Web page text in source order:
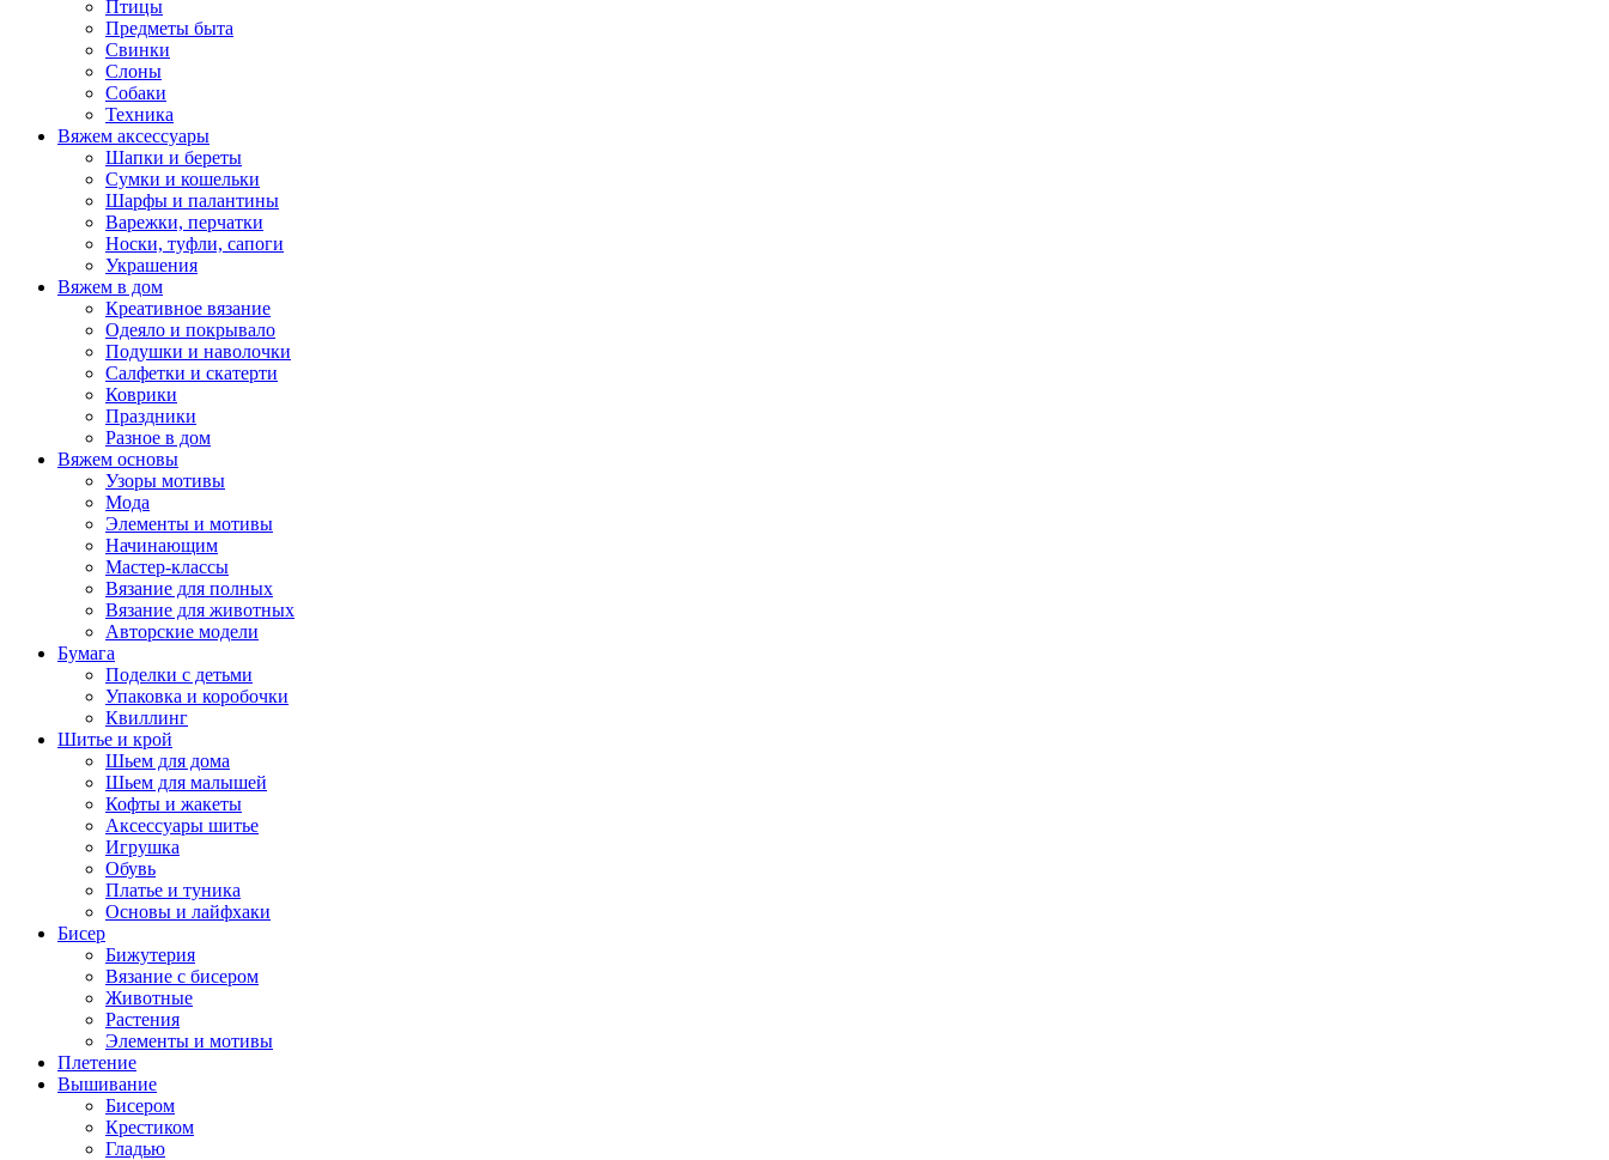
Птицы
Предметы быта
Свинки
Слоны
Собаки
Техника
Вяжем аксессуары
Шапки и береты
Сумки и кошельки
Шарфы и палантины
Варежки, перчатки
Носки, туфли, сапоги
Украшения
Вяжем в дом
Креативное вязание
Одеяло и покрывало
Подушки и наволочки
Салфетки и скатерти
Коврики
Праздники
Разное в дом
Вяжем основы
Узоры мотивы
Мода
Элементы и мотивы
Начинающим
Мастер-классы
Вязание для полных
Вязание для животных
Авторские модели
Бумага
Поделки с детьми
Упаковка и коробочки
Квиллинг
Шитье и крой
Шьем для дома
Шьем для малышей
Кофты и жакеты
Аксессуары шитье
Игрушка
Обувь
Платье и туника
Основы и лайфхаки
Бисер
Бижутерия
Вязание с бисером
Животные
Растения
Элементы и мотивы
Плетение
Вышивание
Бисером
Крестиком
Гладью